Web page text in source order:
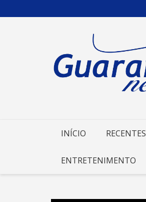
para
INÍCIO RECENTES
ENTRETENIMENTO